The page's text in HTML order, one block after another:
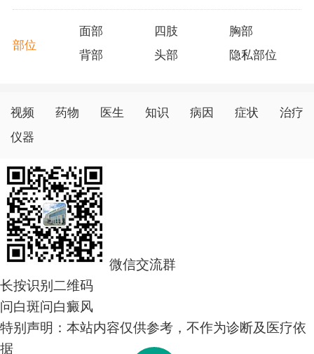
皮肤友好的产品。
综合看起来，尽管白班的形成和血毒之间没有明确的
关系，但我们可以通过维护健康的生活方式和保护皮肤来
业的皮肤科医生的建议和治疗。记住，文章中提到的建议
部位
面部 四肢
胸部
背部
头部 隐私部位
视频 药物 医生 知识 病因 症状
治疗
仪器
微信交流群
长按识别二维码
问白斑问白癜风
特别声明：本站内容仅供参考，不作为诊断及医疗依
据